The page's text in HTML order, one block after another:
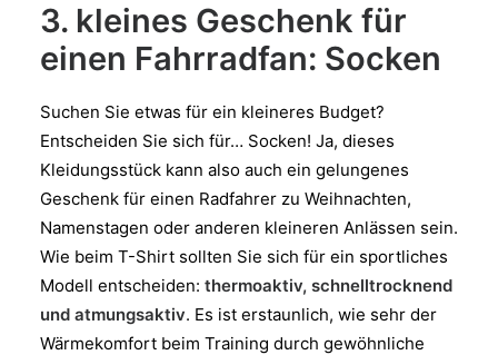
3. kleines Geschenk für
einen Fahrradfan: Socken
Suchen Sie etwas für ein kleineres Budget?
Entscheiden Sie sich für… Socken! Ja, dieses
Kleidungsstück kann also auch ein gelungenes
Geschenk für einen Radfahrer zu Weihnachten,
Namenstagen oder anderen kleineren Anlässen sein.
Wie beim T-Shirt sollten Sie sich für ein sportliches
Modell entscheiden: thermoaktiv, schnelltrocknend
und atmungsaktiv. Es ist erstaunlich, wie sehr der
Wärmekomfort beim Training durch gewöhnliche